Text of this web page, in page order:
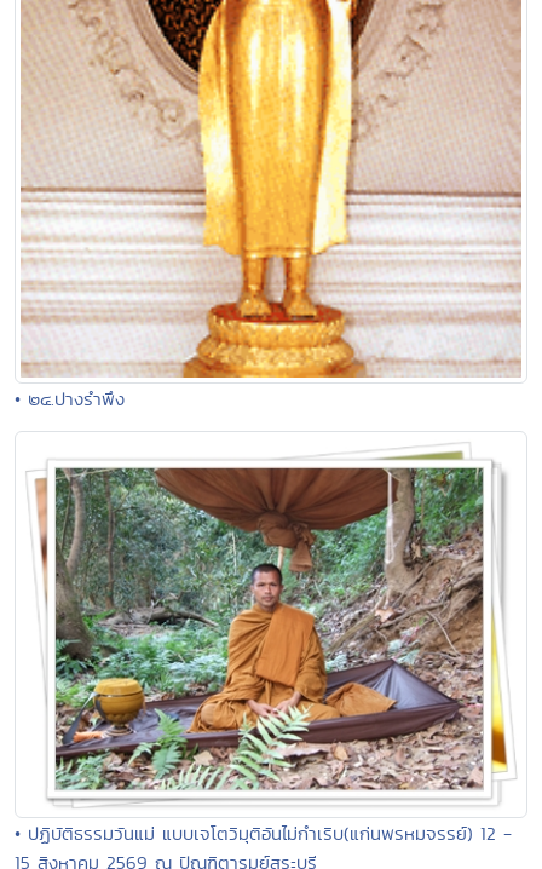
• ๒๔.ปางรำพึง
• ปฏิบัติธรรมวันแม่ แบบเจโตวิมุติอันไม่กำเริบ(แก่นพรหมจรรย์) 12 -
15 สิงหาคม 2569 ณ ปัณฑิตารมย์สระบุรี